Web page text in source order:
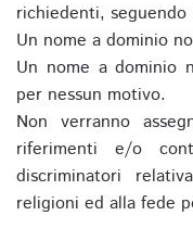
richiedenti,
Un nome a dominio
Un nome a dominio
per nessun motivo.
Non verranno
riferimenti e/o
discriminatori
religioni ed alla fede